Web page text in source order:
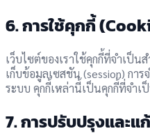
6. การใช้คุกกี้
เว็บไซต์ของเราใช้คุกกี้ที่จำเป็น
เก็บข้อมูลเซสชัน (session) กา
ระบบ คุกกี้เหล่านี้เป็นคุกกี้ที่จำเ
7. การปรับปรุงและแ